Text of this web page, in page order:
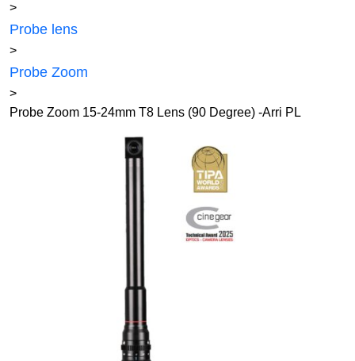
>
Probe lens
>
Probe Zoom
>
Probe Zoom 15-24mm T8 Lens (90 Degree) -Arri PL